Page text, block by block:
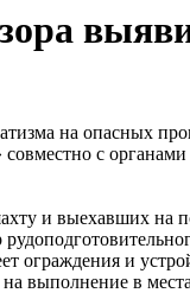
на опасных
с
и выехавших на
и
выполнение в